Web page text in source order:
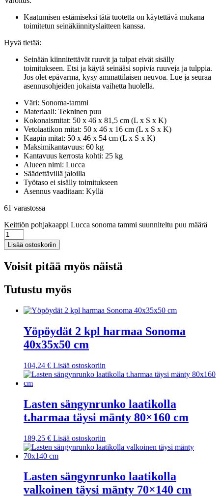
Kaatumisen estämiseksi tätä tuotetta on käytettävä mukana
toimitetun seinäkiinnityslaitteen kanssa.
Hyvä tietää:
Seinään kiinnitettävät ruuvit ja tulpat eivät sisälly
toimitukseen. Etsi ja käytä seinääsi sopivia ruuveja ja tulppia.
Jos olet epävarma, kysy ammattilaisen neuvoa. Lue ja seuraa
asennusohjeiden jokaista vaihetta huolella.
Väri: Sonoma-tammi
Materiaali: Tekninen puu
Kokonaismitat: 50 x 46 x 81,5 cm (L x S x K)
Vetolaatikon mitat: 50 x 46 x 16 cm (L x S x K)
Kaapin mitat: 50 x 46 x 54 cm (L x S x K)
Maksimikantavuus: 60 kg
Kantavuus kerrosta kohti: 25 kg
Alueen nimi: Lucca
Säädettävillä jaloilla
Työtaso ei sisälly toimitukseen
Asennus vaaditaan: Kyllä
61 varastossa
Keittiön pohjakaappi Lucca sonoma tammi suunniteltu puu määrä
Lisää ostoskoriin
Voisit pitää myös näistä
Tutustu myös
Yöpöydät 2 kpl harmaa Sonoma
40x35x50 cm
104,24 € Lisää ostoskoriin
Lasten sängynrunko laatikolla
t.harmaa täysi mänty 80×160 cm
189,25 € Lisää ostoskoriin
Lasten sängynrunko laatikolla
valkoinen täysi mänty 70×140 cm